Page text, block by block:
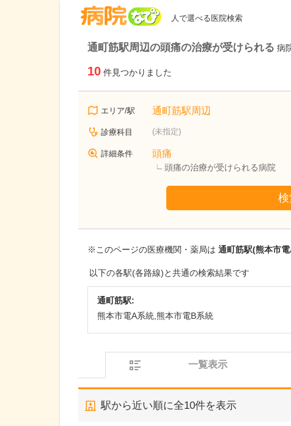
人で選べる医院検索
通町筋駅周辺の頭痛の治療が受けられる 病
10 件見つかりました
エリア/駅 通町筋駅周辺
診療科目 (未指定)
詳細条件 頭痛
頭痛の治療が受けられる病院
検
※このページの医療機関・薬局は 通町筋駅(熊本市
以下の各駅(各路線)と共通の検索結果です
通町筋駅:
熊本市電A系統,熊本市電B系統
一覧表示
駅から近い順に全10件を表示